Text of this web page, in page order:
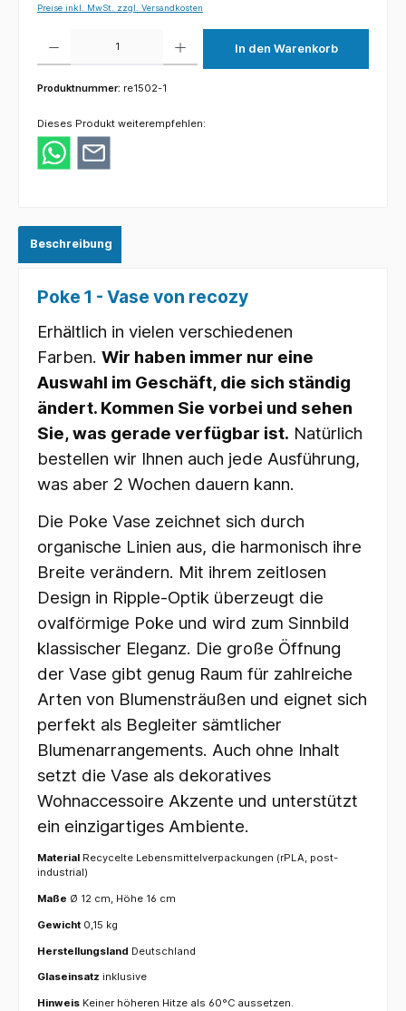
Preise inkl. MwSt. zzgl. Versandkosten
In den Warenkorb
Produktnummer: re1502-1
Dieses Produkt weiterempfehlen:
Beschreibung
Poke 1 - Vase von recozy
Erhältlich in vielen verschiedenen
Farben. Wir haben immer nur eine
Auswahl im Geschäft, die sich ständig
ändert. Kommen Sie vorbei und sehen
Sie, was gerade verfügbar ist. Natürlich
bestellen wir Ihnen auch jede Ausführung,
was aber 2 Wochen dauern kann.
Die Poke Vase zeichnet sich durch
organische Linien aus, die harmonisch ihre
Breite verändern. Mit ihrem zeitlosen
Design in Ripple-Optik überzeugt die
ovalförmige Poke und wird zum Sinnbild
klassischer Eleganz. Die große Öffnung
der Vase gibt genug Raum für zahlreiche
Arten von Blumensträußen und eignet sich
perfekt als Begleiter sämtlicher
Blumenarrangements. Auch ohne Inhalt
setzt die Vase als dekoratives
Wohnaccessoire Akzente und unterstützt
ein einzigartiges Ambiente.
Material Recycelte Lebensmittelverpackungen (rPLA, post-
industrial)
Maße Ø 12 cm, Höhe 16 cm
Gewicht 0,15 kg
Herstellungsland Deutschland
Glaseinsatz inklusive
Hinweis Keiner höheren Hitze als 60°C aussetzen.